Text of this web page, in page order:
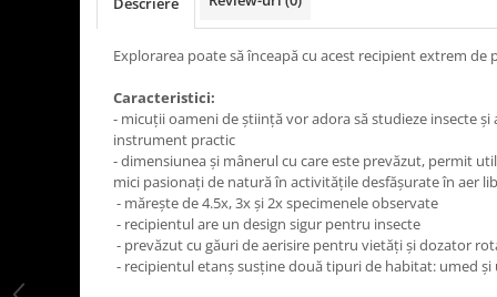
LEGO Creator Expert
LEGO Architecture
LEGO Speed Champions
Explorarea poate să înceapă cu acest recipient extrem de
Caracteristici:
- micuţii oameni de ştiinţă vor adora să studieze insecte şi
instrument practic
- dimensiunea şi mânerul cu care este prevăzut, permit
mici pasionaţi de natură în activităţile desfăşurate în aer
- măreşte de 4.5x, 3x şi 2x specimenele observate
- recipientul are un design sigur pentru insecte
- prevăzut cu găuri de aerisire pentru vietăţi şi dozator
- recipientul etanş susţine două tipuri de habitat: umed şi